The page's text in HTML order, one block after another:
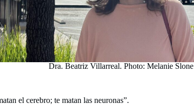
Dra. Beatriz Villarreal. Photo: Melanie Slone
el cerebro; te matan las neuronas”.